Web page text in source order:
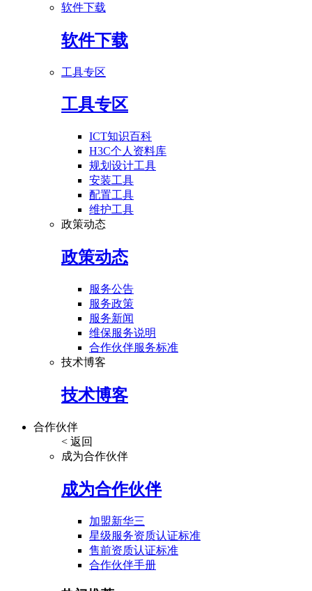
软件下载
软件下载
工具专区
工具专区
ICT知识百科
H3C个人资料库
规划设计工具
安装工具
配置工具
维护工具
政策动态
政策动态
服务公告
服务政策
服务新闻
维保服务说明
合作伙伴服务标准
技术博客
技术博客
合作伙伴
< 返回
成为合作伙伴
成为合作伙伴
加盟新华三
星级服务资质认证标准
售前资质认证标准
合作伙伴手册